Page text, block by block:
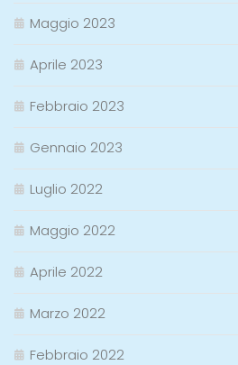
Maggio 2023
Aprile 2023
Febbraio 2023
Gennaio 2023
Luglio 2022
Maggio 2022
Aprile 2022
Marzo 2022
Febbraio 2022